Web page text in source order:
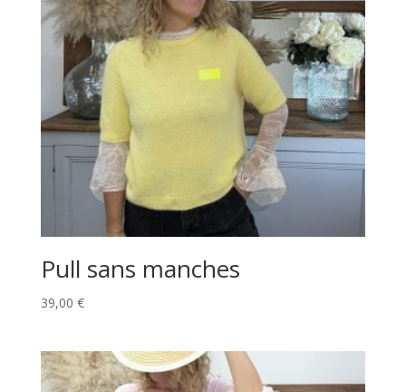
Pull sans manches
39,00 €